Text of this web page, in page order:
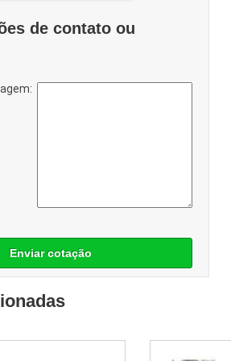
de contato ou
Enviar cotação